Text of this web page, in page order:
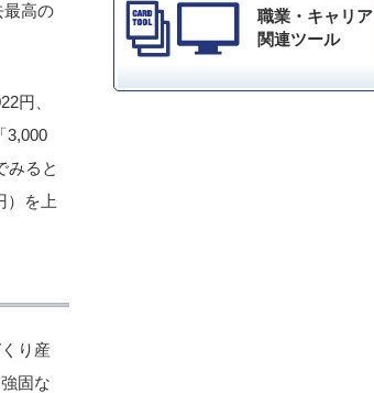
最高の
円、
3,000
みると
）を上
り産
固な
職業・キャリア
関連ツール